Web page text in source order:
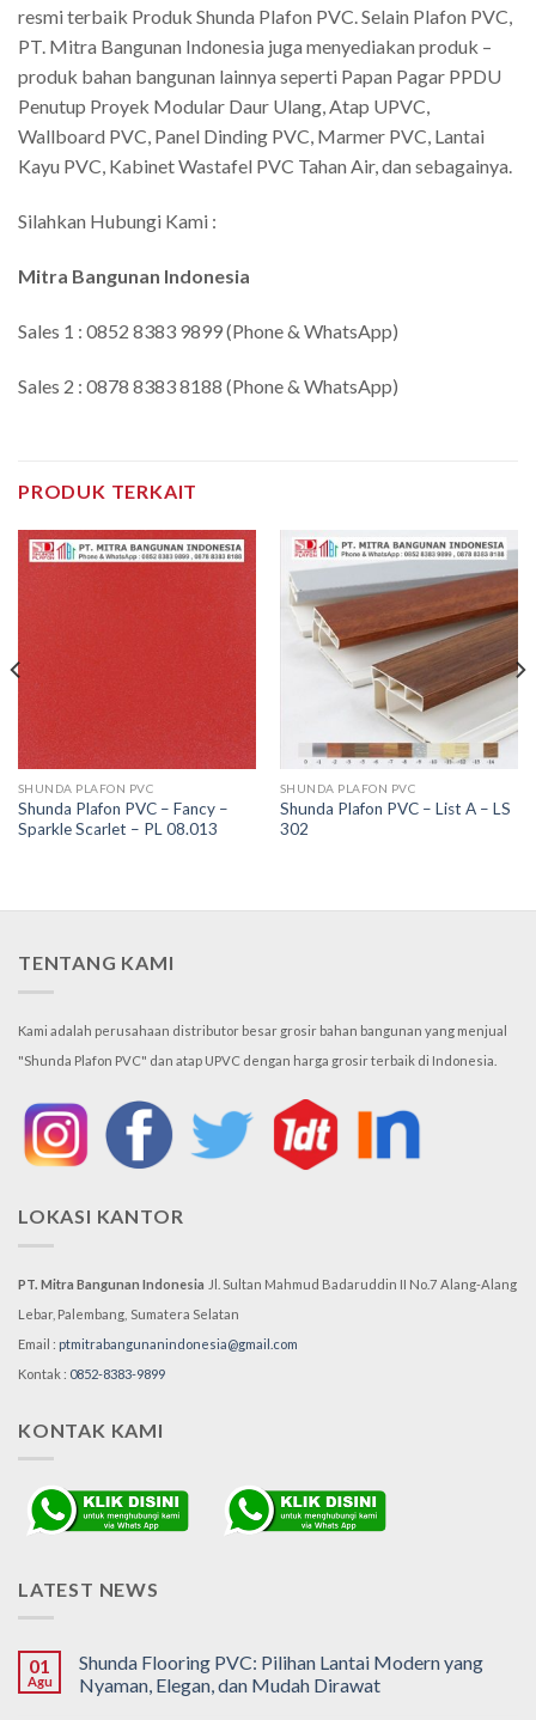
resmi terbaik Produk Shunda Plafon PVC. Selain Plafon PVC,
PT. Mitra Bangunan Indonesia juga menyediakan produk –
produk bahan bangunan lainnya seperti Papan Pagar PPDU
Penutup Proyek Modular Daur Ulang, Atap UPVC,
Wallboard PVC, Panel Dinding PVC, Marmer PVC, Lantai
Kayu PVC, Kabinet Wastafel PVC Tahan Air, dan sebagainya.
Silahkan Hubungi Kami :
Mitra Bangunan Indonesia
Sales 1 : 0852 8383 9899 (Phone & WhatsApp)
Sales 2 : 0878 8383 8188 (Phone & WhatsApp)
PRODUK TERKAIT
SHUNDA PLAFON PVC
Shunda Plafon PVC – Fancy –
Sparkle Scarlet – PL 08.013
SHUNDA PLAFON PVC
Shunda Plafon PVC – List A – LS
302
TENTANG KAMI
Kami adalah perusahaan distributor besar grosir bahan bangunan yang menjual
"Shunda Plafon PVC" dan atap UPVC dengan harga grosir terbaik di Indonesia.
LOKASI KANTOR
PT. Mitra Bangunan Indonesia Jl. Sultan Mahmud Badaruddin II No.7 Alang-Alang
Lebar, Palembang, Sumatera Selatan
Email : ptmitrabangunanindonesia@gmail.com
Kontak : 0852-8383-9899
KONTAK KAMI
LATEST NEWS
01
Agu
Shunda Flooring PVC: Pilihan Lantai Modern yang
Nyaman, Elegan, dan Mudah Dirawat